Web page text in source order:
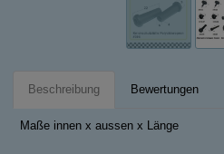
Beschreibung Bewertungen
Maße innen x aussen x Länge